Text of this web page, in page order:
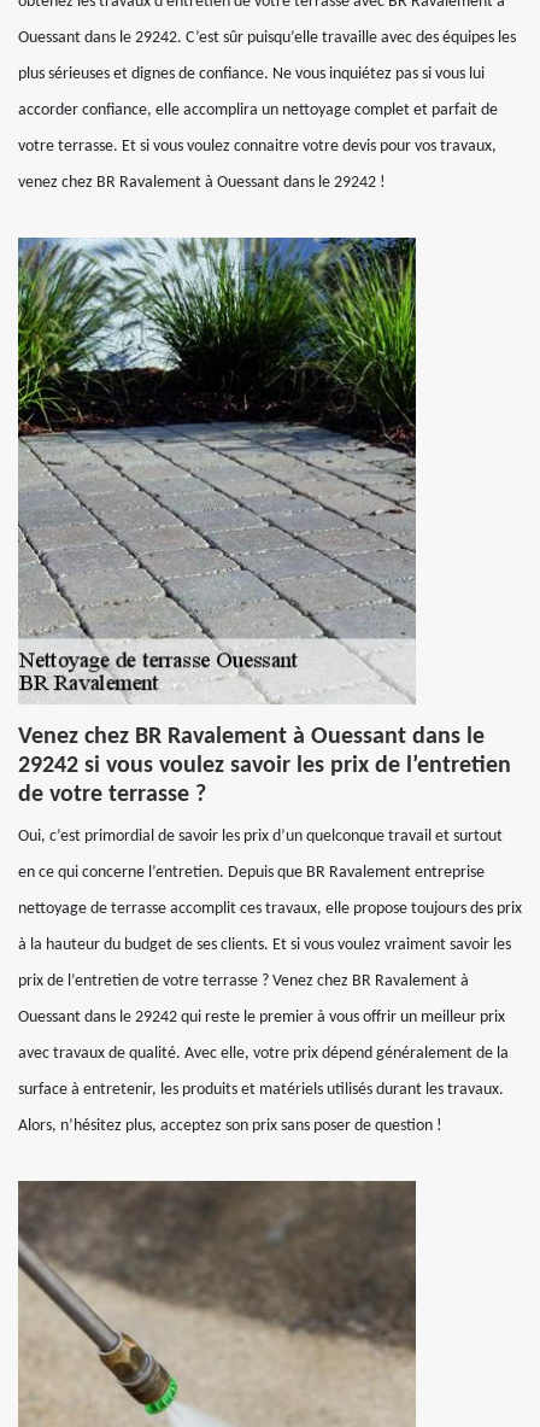
Ouessant dans le 29242. C’est sûr puisqu’elle travaille avec des équipes les
plus sérieuses et dignes de confiance. Ne vous inquiétez pas si vous lui
accorder confiance, elle accomplira un nettoyage complet et parfait de
votre terrasse. Et si vous voulez connaitre votre devis pour vos travaux,
venez chez BR Ravalement à Ouessant dans le 29242 !
Venez chez BR Ravalement à Ouessant dans le
29242 si vous voulez savoir les prix de l’entretien
de votre terrasse ?
Oui, c’est primordial de savoir les prix d’un quelconque travail et surtout
en ce qui concerne l’entretien. Depuis que BR Ravalement entreprise
nettoyage de terrasse accomplit ces travaux, elle propose toujours des prix
à la hauteur du budget de ses clients. Et si vous voulez vraiment savoir les
prix de l’entretien de votre terrasse ? Venez chez BR Ravalement à
Ouessant dans le 29242 qui reste le premier à vous offrir un meilleur prix
avec travaux de qualité. Avec elle, votre prix dépend généralement de la
surface à entretenir, les produits et matériels utilisés durant les travaux.
Alors, n’hésitez plus, acceptez son prix sans poser de question !